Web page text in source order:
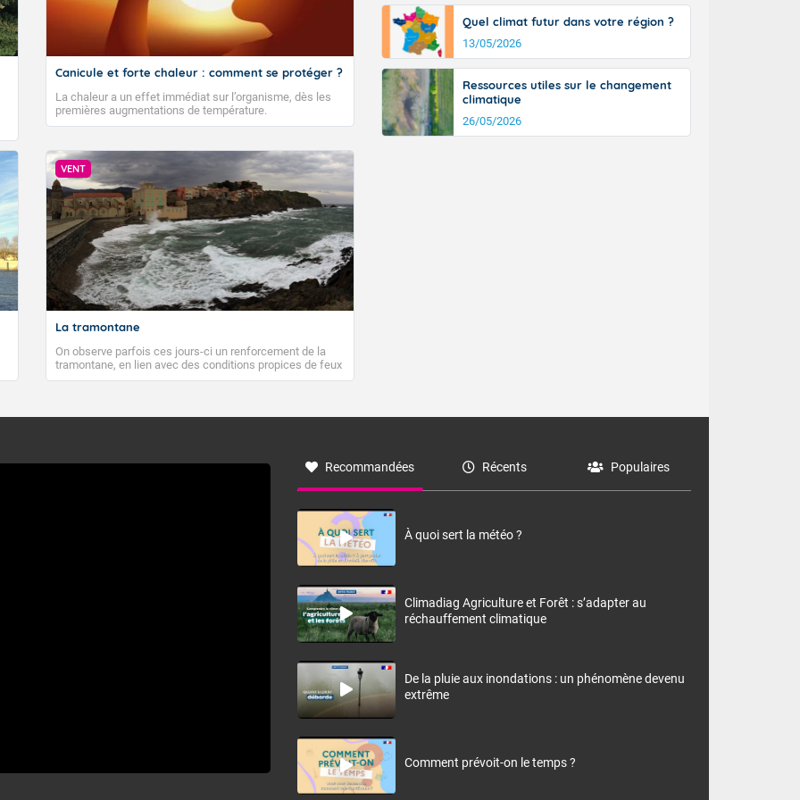
Fermer
Canicule et forte chaleur : comment se protéger ?
La chaleur a un effet immédiat sur l’organisme, dès les
premières augmentations de température.
VENT
La tramontane
On observe parfois ces jours-ci un renforcement de la
tramontane, en lien avec des conditions propices de feux
de forêt. Mais qu'est-ce que la tramontane ? Quelles sont
à nord-ouest, dans un secteur qui part du Roussillon à la
monts, en allusion aux régions montagneuses d’où
Quel climat futur dans votre région ?
13/05/2026
Ressources utiles sur le changement
climatique
26/05/2026
Recommandées Récents Populaires
À quoi sert la météo ?
Climadiag Agriculture et Forêt : s’adapter au
réchauffement climatique
De la pluie aux inondations : un phénomène devenu
extrême
Comment prévoit-on le temps ?